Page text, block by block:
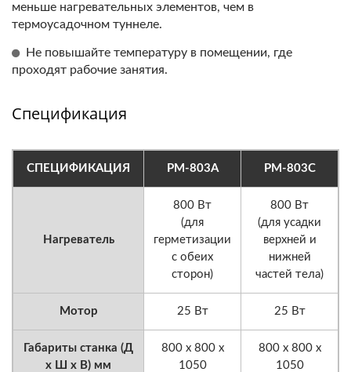
меньше нагревательных элементов, чем в
термоусадочном туннеле.
Не повышайте температуру в помещении, где
проходят рабочие занятия.
Спецификация
СПЕЦИФИКАЦИЯ PM-803A PM-803C
Нагреватель
800 Вт
(для
герметизации
с обеих
сторон)
800 Вт
(для усадки
верхней и
нижней
частей тела)
Мотор 25 Вт 25 Вт
Габариты станка (Д
x Ш x В) мм
800 x 800 x
1050
800 x 800 x
1050